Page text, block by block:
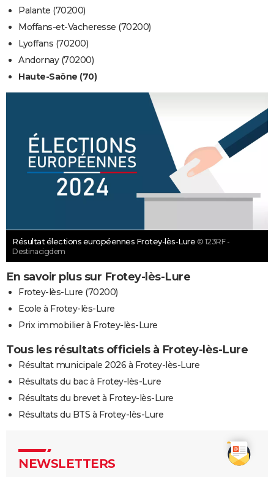
Palante (70200)
Moffans-et-Vacheresse (70200)
Lyoffans (70200)
Andornay (70200)
Haute-Saône (70)
Résultat élections européennes Frotey-lès-Lure © 123RF -
Destinacigdem
En savoir plus sur Frotey-lès-Lure
Frotey-lès-Lure (70200)
Ecole à Frotey-lès-Lure
Prix immobilier à Frotey-lès-Lure
Tous les résultats officiels à Frotey-lès-Lure
Résultat municipale 2026 à Frotey-lès-Lure
Résultats du bac à Frotey-lès-Lure
Résultats du brevet à Frotey-lès-Lure
Résultats du BTS à Frotey-lès-Lure
NEWSLETTERS